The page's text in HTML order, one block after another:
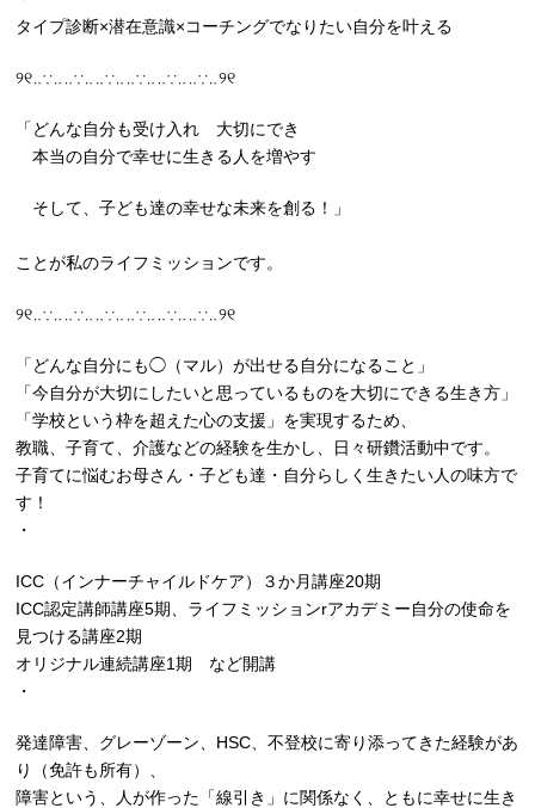
タイプ診断×潜在意識×コーチングでなりたい自分を叶える
୨୧‥∵‥‥∵‥‥∵‥‥∵‥‥∵‥‥∵‥୨୧
「どんな自分も受け入れ 大切にでき
本当の自分で幸せに生きる人を増やす
そして、子ども達の幸せな未来を創る！」
ことが私のライフミッションです。
୨୧‥∵‥‥∵‥‥∵‥‥∵‥‥∵‥‥∵‥୨୧
「どんな自分にも◯（マル）が出せる自分になること」
「今自分が大切にしたいと思っているものを大切にできる生き方」
「学校という枠を超えた心の支援」を実現するため、
教職、子育て、介護などの経験を生かし、日々研鑽活動中です。
子育てに悩むお母さん・子ども達・自分らしく生きたい人の味方で
す！
・
ICC（インナーチャイルドケア）３か月講座20期
ICC認定講師講座5期、ライフミッションrアカデミー自分の使命を
見つける講座2期
オリジナル連続講座1期 など開講
・
発達障害、グレーゾーン、HSC、不登校に寄り添ってきた経験があ
り（免許も所有）、
障害という、人が作った「線引き」に関係なく、ともに幸せに生き